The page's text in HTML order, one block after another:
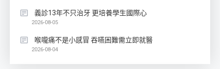
義診13年不只治牙 更培養學生國際心
2026-08-05
喉嚨痛不是小感冒 吞嚥困難需立即就醫
2026-08-04